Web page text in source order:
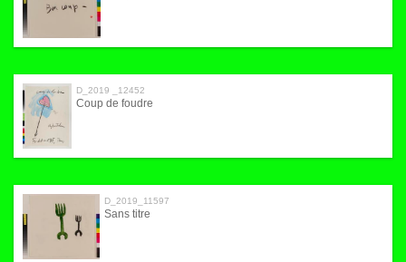
D_2019 _12452
Coup de foudre
D_2019_11597
Sans titre